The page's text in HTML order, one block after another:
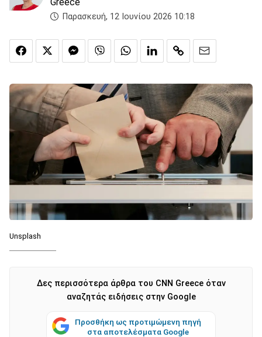
Παρασκευή, 12 Ιουνίου 2026 10:18
Unsplash
Δες περισσότερα άρθρα του CNN Greece όταν
αναζητάς ειδήσεις στην Google
Προσθήκη ως προτιμώμενη πηγή
στα αποτελέσματα Google